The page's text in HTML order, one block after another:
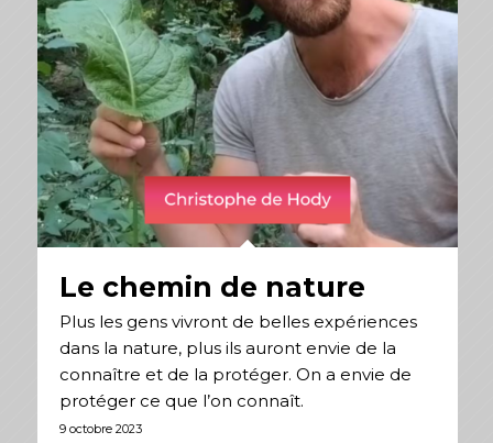
Le chemin de nature
Plus les gens vivront de belles expériences
dans la nature, plus ils auront envie de la
connaître et de la protéger. On a envie de
protéger ce que l’on connaît.
9 octobre 2023